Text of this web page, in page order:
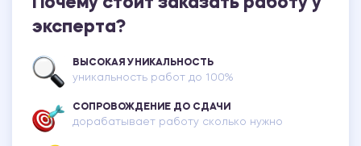
эксперта?
ВЫСОКАЯ УНИКАЛЬНОСТЬ
уникальность работ до 100%
СОПРОВОЖДЕНИЕ ДО СДАЧИ
дорабатывает работу сколько нужно